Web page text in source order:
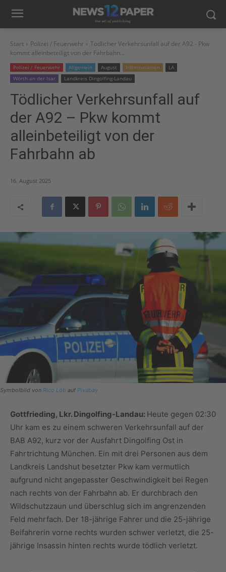
Start Polizei / Feuerwehr
Tödlicher Verkehrsunfall auf der A92 - Pkw
kommt alleinbeteiligt von der Fahrbahn...
Polizei / Feuerwehr Allgemein August Informationen
LA
Wörth an der Isar
Landkreis Dingolfing-Landau
Tödlicher Verkehrsunfall auf
der A92 – Pkw kommt
alleinbeteiligt von der
Fahrbahn ab
16. August 2025
Symbolbild von Rico Löb auf Pixabay
Gottfrieding, Lkr. Dingolfing-Landau: Heute gegen 02:30
Uhr kam es zu einem schweren Verkehrsunfall auf der
BAB A92, kurz vor der Ausfahrt Dingolfing Ost in
Fahrtrichtung München. Ein mit drei Personen aus dem
Landkreis Landshut besetzter Pkw kam vermutlich
aufgrund nicht angepasster Geschwindigkeit bei Regen
nach rechts von der Fahrbahn ab. Er durchbrach den
Wildschutzzaun und überschlug sich im angrenzenden
Feld mehrfach. Der 18-jährige Fahrer und die 25-jährige
Beifahrerin vorne rechts wurden schwer verletzt, die 25-
jährige Insassin hinten rechts wurde tödlich verletzt.